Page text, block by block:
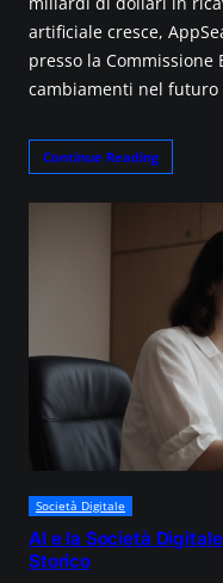
artificiale cresce,
presso la Commissione
cambiamenti nel futuro
Continue Reading
Società Digitale
AI e la Società
Storico